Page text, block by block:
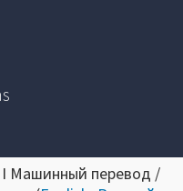
Машинный перевод /